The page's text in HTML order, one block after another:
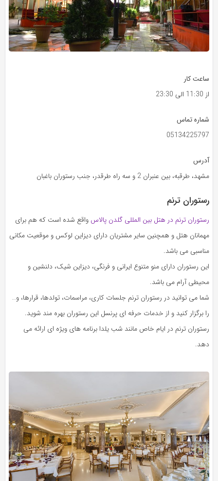
ساعت کار
از 11:30 الی 23:30
شماره تماس
05134225797
آدرس
مشهد، طرقبه، بین عنبران 2 و سه راه طرقدر، جنب رستوران باغبان
رستوران ترنم
رستوران ترنم در هتل بین المللی گلدن پالاس واقع شده است که هم برای
مهمانان هتل و همچنین سایر مشتریان دارای دیزاین لوکس و موقعیت مکانی
مناسبی می باشد.
این رستوران دارای منو متنوع ایرانی و فرنگی، دیزاین شیک، دلنشین و
محیطی آرام می باشد.
شما می توانید در رستوران ترنم جلسات کاری، مراسمات، تولدها، قرارها، و…
را برگزار کنید و از خدمات حرفه ای پرنسل این رستوران بهره مند شوید.
رستوران ترنم در ایام خاص مانند شب یلدا برنامه های ویژه ای ارائه می
دهد.